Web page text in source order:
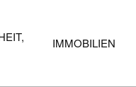
IMMOBILIEN